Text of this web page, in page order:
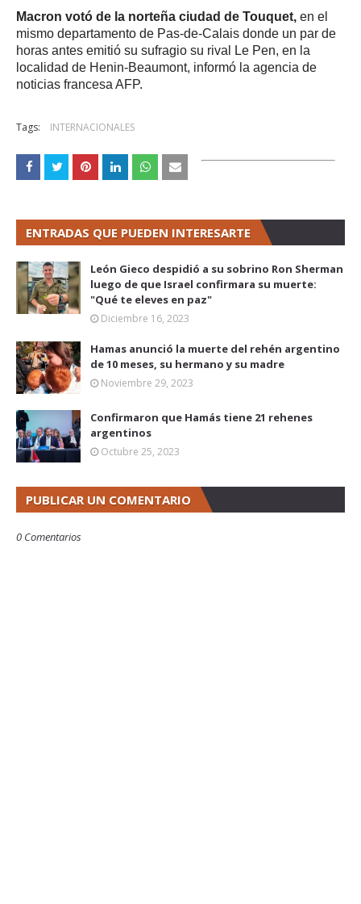
Macron votó de la norteña ciudad de Touquet, en el
mismo departamento de Pas-de-Calais donde un par de
horas antes emitió su sufragio su rival Le Pen, en la
localidad de Henin-Beaumont, informó la agencia de
noticias francesa AFP.
Tags: INTERNACIONALES
ENTRADAS QUE PUEDEN INTERESARTE
León Gieco despidió a su sobrino Ron Sherman
luego de que Israel confirmara su muerte:
"Qué te eleves en paz"
Diciembre 16, 2023
Hamas anunció la muerte del rehén argentino
de 10 meses, su hermano y su madre
Noviembre 29, 2023
Confirmaron que Hamás tiene 21 rehenes
argentinos
Octubre 25, 2023
PUBLICAR UN COMENTARIO
0 Comentarios